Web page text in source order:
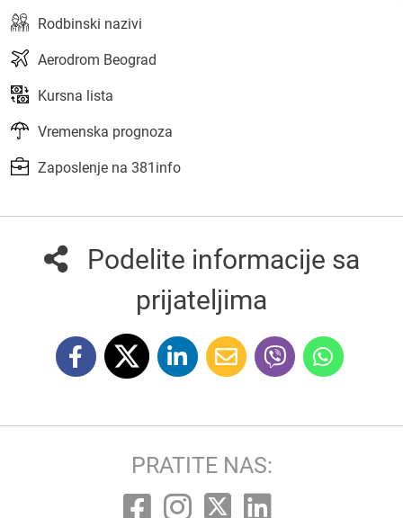
Rodbinski nazivi
Aerodrom Beograd
Kursna lista
Vremenska prognoza
Zaposlenje na 381info
Podelite informacije sa
prijateljima
PRATITE NAS: